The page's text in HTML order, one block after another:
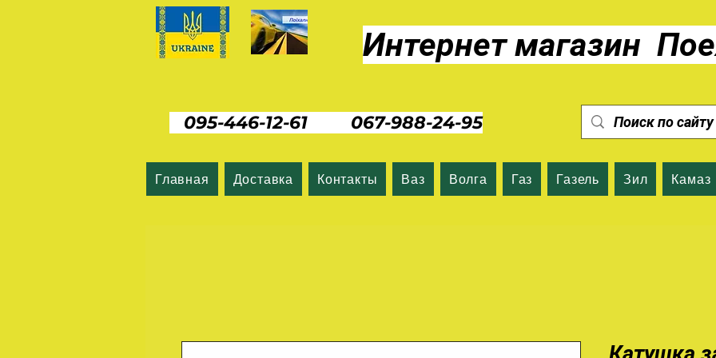
Интернет магазин
095-446-12-61 067-988-24-95
Главная Доставка Контакты Ваз Волга Газ Газель Зил Камаз